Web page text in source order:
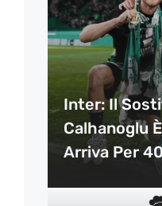
Inter: Il
Calhanoglu
Arriva Per